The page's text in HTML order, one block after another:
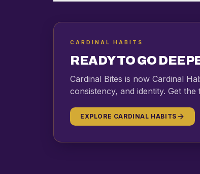
CARDINAL HABITS
READY TO GO
Cardinal Bites is now Cardinal
consistency, and identity. Get
EXPLORE CARDINAL HABITS